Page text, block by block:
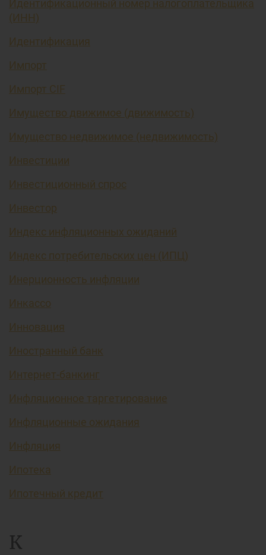
Идентификационный номер налогоплательщика
(ИНН)
Идентификация
Импорт
Импорт CIF
Имущество движимое (движимость)
Имущество недвижимое (недвижимость)
Инвестиции
Инвестиционный спрос
Инвестор
Индекс инфляционных ожиданий
Индекс потребительских цен (ИПЦ)
Инерционность инфляции
Инкассо
Инновация
Иностранный банк
Интернет-банкинг
Инфляционное таргетирование
Инфляционные ожидания
Инфляция
Ипотека
Ипотечный кредит
К